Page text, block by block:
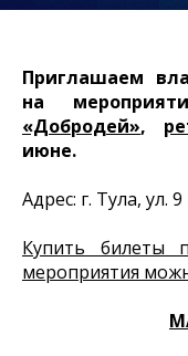
Приглашаем
на
«Добродей»,
июне.
Адрес: г. Тула, ул.
Купить билеты
мероприятия